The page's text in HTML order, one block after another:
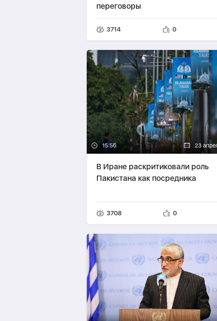
переговоры
3714 0
15:56 23
В Иране раскритиковали роль
Пакистана как посредника
3708 0